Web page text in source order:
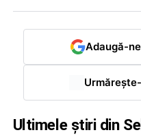
Adaugă-
Ultimele știri din